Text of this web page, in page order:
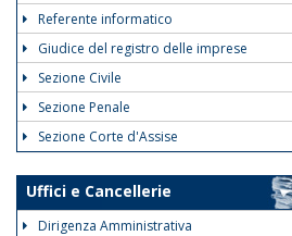
Referente informatico
Giudice del registro delle imprese
Sezione Civile
Sezione Penale
Sezione Corte d'Assise
Uffici e Cancellerie
Dirigenza Amministrativa